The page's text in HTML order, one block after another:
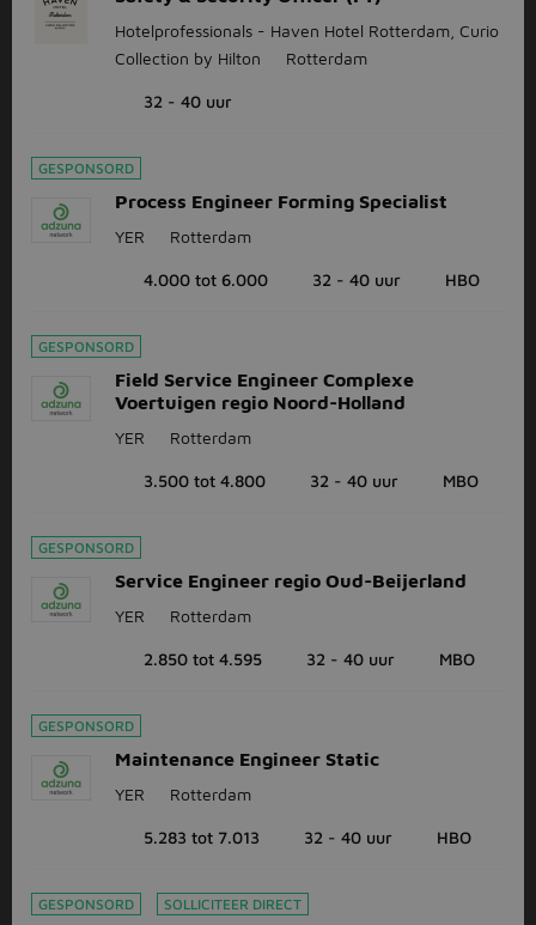
Hotelprofessionals - Haven Hotel Rotterdam, Curio
Collection by Hilton
Rotterdam
32 - 40 uur
GESPONSORD
Process Engineer Forming Specialist
YER Rotterdam
4.000 tot 6.000 32 - 40 uur HBO
GESPONSORD
Field Service Engineer Complexe
Voertuigen regio Noord-Holland
YER Rotterdam
3.500 tot 4.800 32 - 40 uur MBO
GESPONSORD
Service Engineer regio Oud-Beijerland
YER Rotterdam
2.850 tot 4.595 32 - 40 uur MBO
GESPONSORD
Maintenance Engineer Static
YER Rotterdam
5.283 tot 7.013 32 - 40 uur HBO
GESPONSORD SOLLICITEER DIRECT